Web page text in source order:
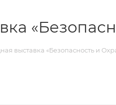
выставка «Безопасность и